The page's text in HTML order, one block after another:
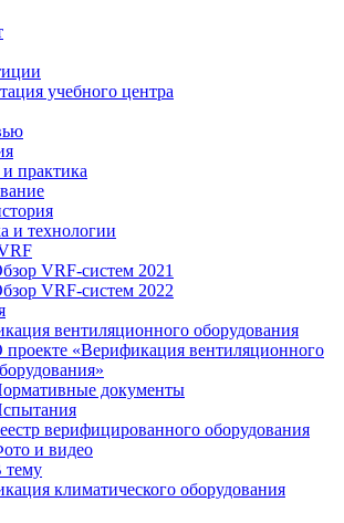
учебного центра
практика
и технологии
VRF-систем 2021
VRF-систем 2022
вентиляционного оборудования
проекте «Верификация вентиляционного
документы
верифицированного оборудования
и видео
тему
климатического оборудования